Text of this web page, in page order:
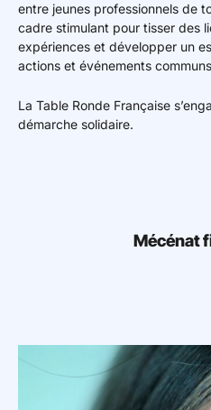
Mon
entre jeunes professionnels de
cadre stimulant pour tisser des
expériences et développer un
actions et événements
La Table Ronde Française
démarche solidaire.
Mécénat